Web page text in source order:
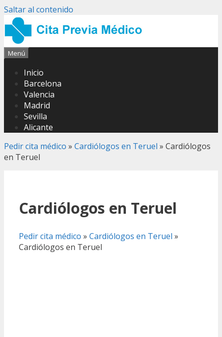
Saltar al contenido
Menú
Inicio
Barcelona
Valencia
Madrid
Sevilla
Alicante
Pedir cita médico » Cardiólogos en Teruel » Cardiólogos
en Teruel
Cardiólogos en Teruel
Pedir cita médico » Cardiólogos en Teruel »
Cardiólogos en Teruel